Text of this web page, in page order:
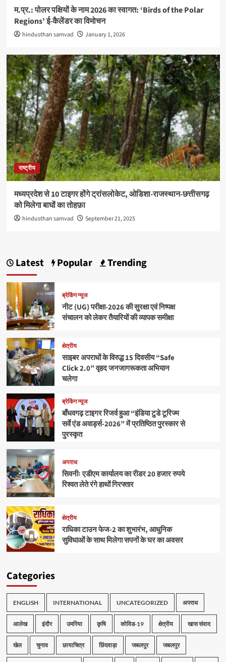
म.प्र.: पोलर पक्षियों के नाम 2026 का स्वागत: ‘Birds of the Polar
Regions’ ई-कैलेंडर का विमोचन
hindusthan samvad January 1, 2026
राष्ट्रीय
मध्यप्रदेश से 10 टाइगर होंगे ट्रांसलोकेट, ओडिशा-राजस्थान-छत्तीसगढ़
को मिलेगा बाघों का तोहफ़ा
hindusthan samvad September 21, 2025
Latest Popular Trending
ब्रेकिंग न्यूज
नीट (UG) परीक्षा-2026 की सुरक्षा एवं निष्पक्ष
संचालन को लेकर तैयारियों की व्यापक समीक्षा
क्षेत्रीय
साइबर अपराधों के विरुद्ध 15 दिवसीय “Safe
Click 2.0” वृहद जनजागरूकता अभियान
चलेगा
ब्रेकिंग न्यूज
बाँधवगढ़ टाइगर रिजर्व हुआ “इंडिया टुडे टूरिज्म
सर्वे एंड अवार्ड्स-2026” में प्रतिष्ठित पुरस्कार से
पुरस्कृत
अपराध
सिवनीः एडीएम कार्यालय का रीडर 20 हजार रुपये
रिश्वत लेते रंगे हाथों गिरफ्तार
क्षेत्रीय
राधिका टाउन फेज-2 का शुभारंभ, आधुनिक
सुविधाओं के साथ मिलेगा सपनों के घर का अवसर
Categories
ENGLISH INTERNATIONAL UNCATEGORIZED अपराध
आलेख इंदौर उमरिया कृषि कोविड-19 क्षेत्रीय खास संवाद
खेल चुनाव छायाचित्र छिंदवाड़ा जबलपुर जबलपुर